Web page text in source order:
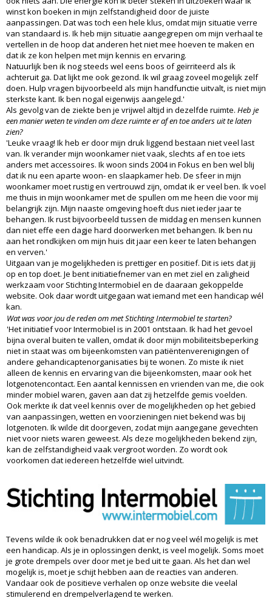
winst kon boeken in mijn zelfstandigheid door de juiste
aanpassingen. Dat was toch een hele klus, omdat mijn situatie verre
van standaard is. Ik heb mijn situatie aangegrepen om mijn verhaal te
vertellen in de hoop dat anderen het niet mee hoeven te maken en
dat ik ze kon helpen met mijn kennis en ervaring.
Natuurlijk ben ik nog steeds wel eens boos of geïrriteerd als ik
achteruit ga. Dat lijkt me ook gezond. Ik wil graag zoveel mogelijk zelf
doen. Hulp vragen bijvoorbeeld als mijn handfunctie uitvalt, is niet mijn
sterkste kant. Ik ben nogal eigenwijs aangelegd.'
Als gevolg van de ziekte ben je vrijwel altijd in dezelfde ruimte. Heb je
een manier weten te vinden om deze ruimte er af en toe anders uit te laten
zien?
'Leuke vraag! Ik heb er door mijn druk liggend bestaan niet veel last
van. Ik verander mijn woonkamer niet vaak, slechts af en toe iets
anders met accessoires. Ik woon sinds 2004 in Fokus en ben wel blij
dat ik nu een aparte woon- en slaapkamer heb. De sfeer in mijn
woonkamer moet rustig en vertrouwd zijn, omdat ik er veel ben. Ik voel
me thuis in mijn woonkamer met de spullen om me heen die voor mij
belangrijk zijn. Mijn naaste omgeving hoeft dus niet ieder jaar te
behangen. Ik rust bijvoorbeeld tussen de middag en mensen kunnen
dan niet effe een dagje hard doorwerken met behangen. Ik ben nu
aan het rondkijken om mijn huis dit jaar een keer te laten behangen
en verven.'
Uitgaan van je mogelijkheden is prettiger en positief. Dit is iets dat jij
op en top doet. Je bent initiatiefnemer van en met ziel en zaligheid
werkzaam voor Stichting Intermobiel en de daaraan gekoppelde
website. Ook daar wordt uitgegaan wat iemand met een handicap wél
kan.
Wat was voor jou de reden om met Stichting Intermobiel te starten?
'Het initiatief voor Intermobiel is in 2001 ontstaan. Ik had het gevoel
bijna overal buiten te vallen, omdat ik door mijn mobiliteitsbeperking
niet in staat was om bijeenkomsten van patiëntenverenigingen of
andere gehandicaptenorganisaties bij te wonen. Zo miste ik niet
alleen de kennis en ervaring van die bijeenkomsten, maar ook het
lotgenotencontact. Een aantal kennissen en vrienden van me, die ook
minder mobiel waren, gaven aan dat zij hetzelfde gemis voelden.
Ook merkte ik dat veel kennis over de mogelijkheden op het gebied
van aanpassingen, wetten en voorzieningen niet bekend was bij
lotgenoten. Ik wilde dit doorgeven, zodat mijn aangegane gevechten
niet voor niets waren geweest. Als deze mogelijkheden bekend zijn,
kan de zelfstandigheid vaak vergroot worden. Zo wordt ook
voorkomen dat iedereen hetzelfde wiel uitvindt.
Tevens wilde ik ook benadrukken dat er nog veel wél mogelijk is met
een handicap. Als je in oplossingen denkt, is veel mogelijk. Soms moet
je grote drempels over door met je bed uit te gaan. Als het dan wel
mogelijk is, moet je schijt hebben aan de reacties van anderen.
Vandaar ook de positieve verhalen op onze website die veelal
stimulerend en drempelverlagend te werken.